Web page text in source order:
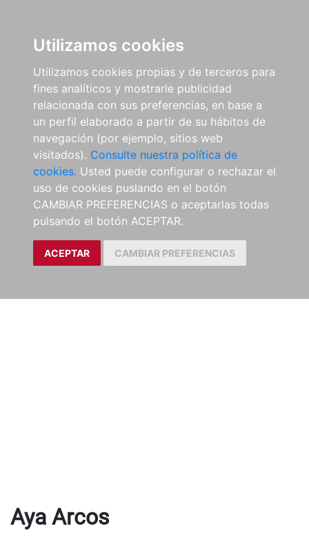
Utilizamos cookies
Utilizamos cookies propias y de terceros para
fines analíticos y mostrarle publicidad
relacionada con sus preferencias, en base a
un perfil elaborado a partir de su hábitos de
navegación (por ejemplo, sitios web
visitados). Consulte nuestra política de
cookies. Usted puede configurar o rechazar el
uso de cookies puslando en el botón
CAMBIAR PREFERENCIAS o aceptarlas todas
pulsando el botón ACEPTAR.
ACEPTAR CAMBIAR PREFERENCIAS
Aya Arcos